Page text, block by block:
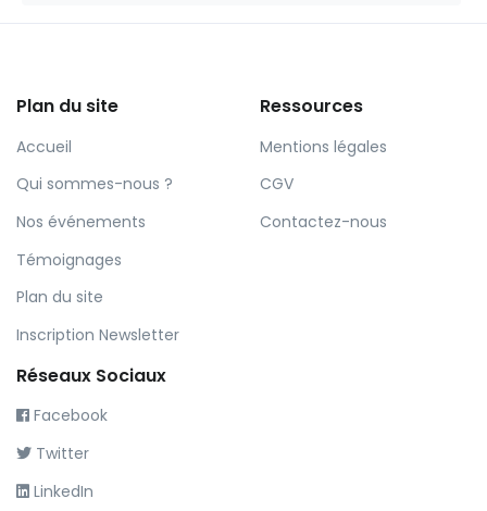
Plan du site
Accueil
Qui sommes-nous ?
Nos événements
Témoignages
Plan du site
Inscription Newsletter
Ressources
Mentions légales
CGV
Contactez-nous
Réseaux Sociaux
Facebook
Twitter
LinkedIn